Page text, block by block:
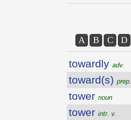
A B C D
towardly adv.
toward(s) prep.
tower noun
tower intr. v.